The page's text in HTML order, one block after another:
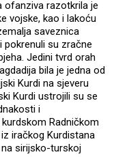
ofanziva razotkrila je
vojske, kao i lakoću
saveznica
pokrenuli su zračne
Jedini tvrd orah
bila je jedna od
Kurdi na sjeveru
Kurdi ustrojili su se
i
Radničkom
iračkog Kurdistana
sirijsko-turskoj